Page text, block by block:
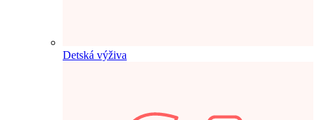
Detská výživa